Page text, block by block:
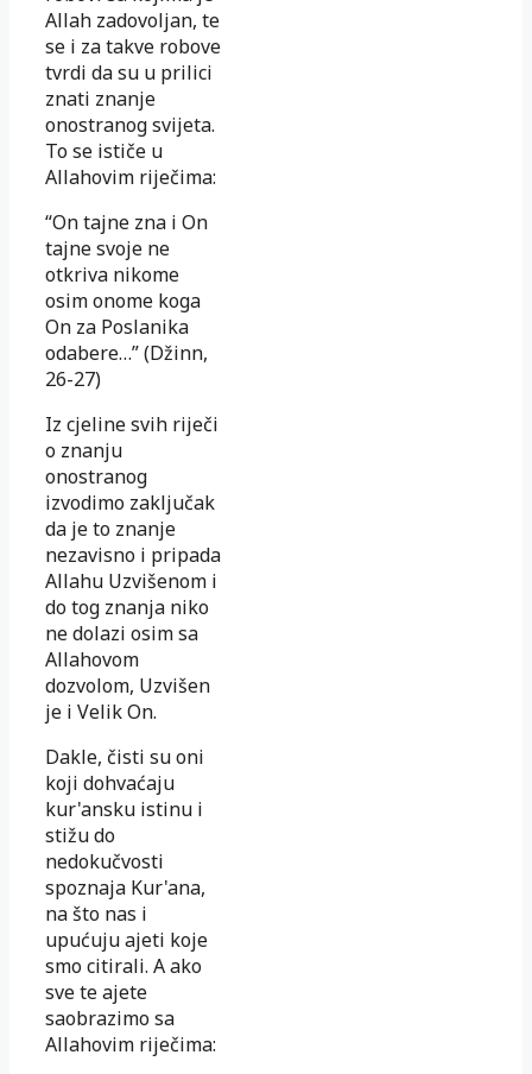
Allah zadovoljan, te
se i za takve robove
tvrdi da su u prilici
znati znanje
onostranog svijeta.
To se ističe u
Allahovim riječima:
“On tajne zna i On
tajne svoje ne
otkriva nikome
osim onome koga
On za Poslanika
odabere…” (Džinn,
26-27)
Iz cjeline svih riječi
o znanju
onostranog
izvodimo zaključak
da je to znanje
nezavisno i pripada
Allahu Uzvišenom i
do tog znanja niko
ne dolazi osim sa
Allahovom
dozvolom, Uzvišen
je i Velik On.
Dakle, čisti su oni
koji dohvaćaju
kur'ansku istinu i
stižu do
nedokučvosti
spoznaja Kur'ana,
na što nas i
upućuju ajeti koje
smo citirali. A ako
sve te ajete
saobrazimo sa
Allahovim riječima: